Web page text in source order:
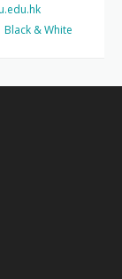
Black & White